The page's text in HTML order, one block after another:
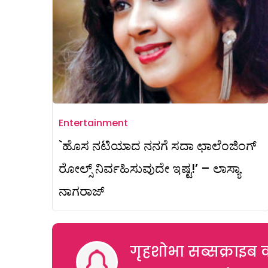
Entertainment
`ಹೊಸ ನಟಿಯಾದ ನನಗೆ ಸದಾ ಛಾಲೆಂಜಿಂಗ್
ರೋಲ್ಸ್ ನಿರ್ವಹಿಸುವುದೇ ಇಷ್ಟ!’ – ಲಾಸ್ಯಾ
ನಾಗರಾಜ್
गृहशोभा सब्सक्राइब